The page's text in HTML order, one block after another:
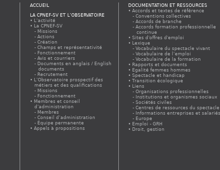
ACCUEIL
LA CPNEF-SV ET L’OBSERVATOIRE
L’activité
La CPNEF-SV
Missions
Actions
Création
Champs et représentativité
Fonctionnement
Avis et courriers
Documents en anglais / English
documents
Recrutement
L’Observatoire prospectif des
métiers et des qualifications
Missions
Fonctionnement
Membres et conseil
d’administration
Membres
Conseil d’administration
Équipe permanente
Appels à propositions
DOCUMENTATION ET RESSOURCES
Accords et textes de référence
Conventions collectives
Accords de branche
Accords formation professionnelle
continue
Sites d'offres d'emploi
Lexique
Vocabulaire du spectacle vivant
Vocabulaire de l’emploi
Vocabulaire de la formation
Rapports et documents
Egalité femmes hommes
Spectacle et handicap
Transition écologique
Liens
Organisations professionnelles
Institutions et organismes sociaux
Sociétés civiles
Centres de ressources du spectacle
Informations entreprises et
Europe
Emploi - GRH
Droit, gestion